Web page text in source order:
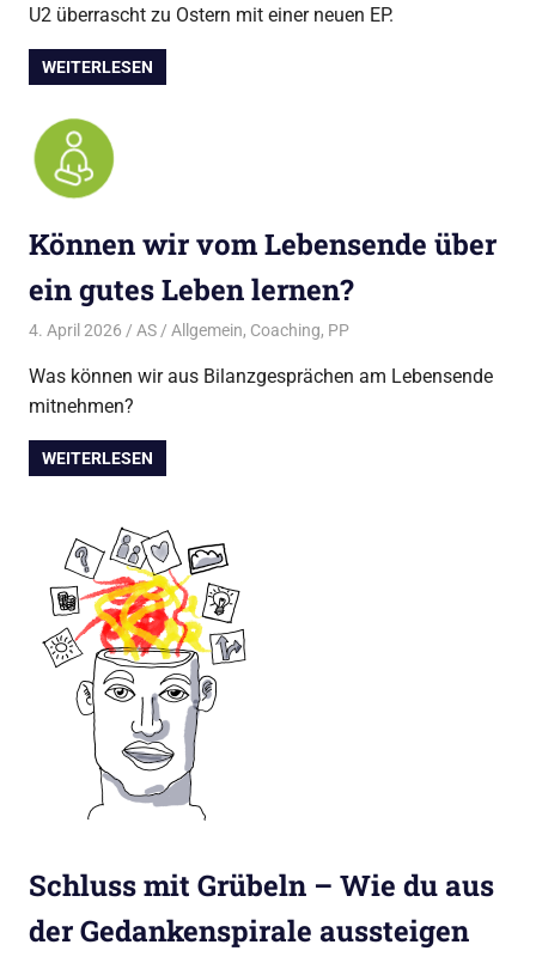
U2 überrascht zu Ostern mit einer neuen EP.
WEITERLESEN
Können wir vom Lebensende über
ein gutes Leben lernen?
4. April 2026 AS Allgemein, Coaching, PP
Was können wir aus Bilanzgesprächen am Lebensende
mitnehmen?
WEITERLESEN
Schluss mit Grübeln – Wie du aus
der Gedankenspirale aussteigen